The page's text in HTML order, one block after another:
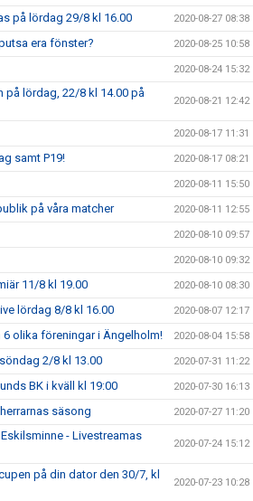
på lördag 29/8 kl 16.00 2020-08-27 08:38
era fönster? 2020-08-25 10:58
2020-08-24 15:32
på lördag, 22/8 kl 14.00 på
2020-08-21 12:42
2020-08-17 11:31
samt P19! 2020-08-17 08:21
2020-08-11 15:50
på våra matcher 2020-08-11 12:55
2020-08-10 09:57
2020-08-10 09:32
11/8 kl 19.00 2020-08-10 08:30
lördag 8/8 kl 16.00 2020-08-07 12:17
olika föreningar i Ängelholm! 2020-08-04 15:58
2/8 kl 13.00 2020-07-31 11:22
BK i kväll kl 19:00 2020-07-30 16:13
säsong 2020-07-27 11:20
- Livestreamas
2020-07-24 15:12
på din dator den 30/7, kl
2020-07-23 10:28